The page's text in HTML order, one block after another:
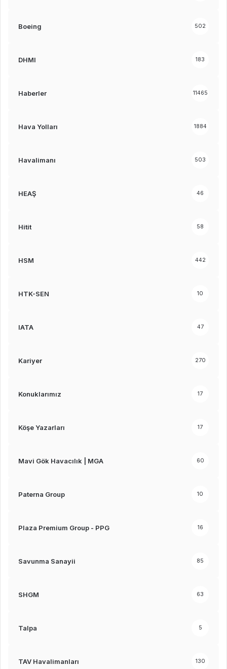
Boeing 502
DHMI 183
Haberler 11465
Hava Yolları 1884
Havalimanı 503
HEAŞ 46
Hitit 58
HSM 442
HTK-SEN 10
IATA 47
Kariyer 270
Konuklarımız 17
Köşe Yazarları 17
Mavi Gök Havacılık | MGA 60
Paterna Group 10
Plaza Premium Group - PPG 16
Savunma Sanayii 85
SHGM 63
Talpa 5
TAV Havalimanları 130